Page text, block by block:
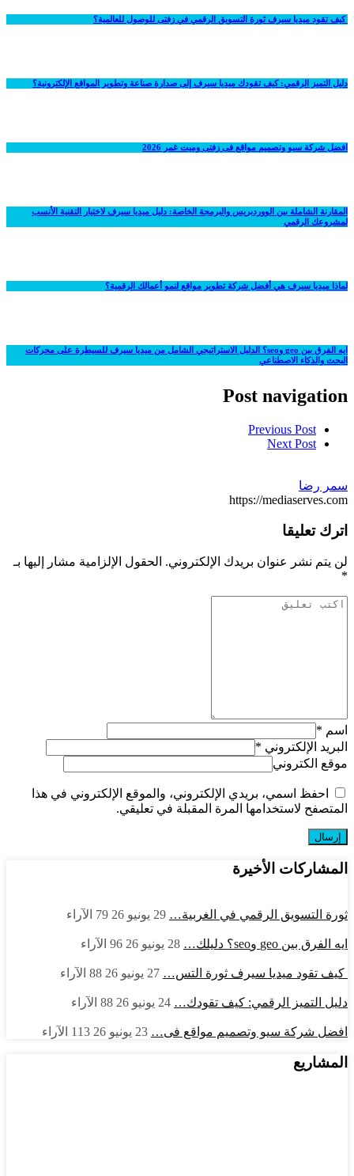
كيف تقود ميديا سيرف ثورة التسويق الرقمي في زفتى للوصول للعالمية؟
دليل التميز الرقمي: كيف تقودك ميديا سيرف إلى صدارة صناعة وتطوير المواقع الإلكترونية؟
افضل شركة سيو وتصميم مواقع فى زفتى وميت غمر 2026
المقارنة الشاملة بين الووردبريس والبرمجة الخاصة: دليل ميديا سيرف لاختيار التقنية الأنسب
لمشروعك الرقمي
لماذا ميديا سيرف هي أفضل شركة تطوير مواقع لنمو أعمالك الرقمية؟
ايه الفرق بين geo وseo؟ الدليل الاستراتيجي الشامل من ميديا سيرف للسيطرة على محركات
البحث والذكاء الاصطناعي
Post navigation
Previous Post
Next Post
سمر رضا
https://mediaserves.com
اترك تعليقا
لن يتم نشر عنوان بريدك الإلكتروني. الحقول الإلزامية مشار إليها بـ
*
اسم *
البريد الإلكتروني *
موقع الكتروني
احفظ اسمي، بريدي الإلكتروني، والموقع الإلكتروني في هذا
المتصفح لاستخدامها المرة المقبلة في تعليقي.
المشاركات الأخيرة
ثورة التسويق الرقمي في الغربية… 29 يونيو 26 79 الآراء
ايه الفرق بين geo وseo؟ دليلك… 28 يونيو 26 96 الآراء
كيف تقود ميديا سيرف ثورة التس… 27 يونيو 26 88 الآراء
دليل التميز الرقمي: كيف تقودك… 24 يونيو 26 88 الآراء
افضل شركة سيو وتصميم مواقع فى… 23 يونيو 26 113 الآراء
المشاريع